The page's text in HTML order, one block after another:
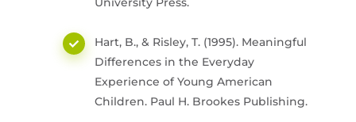
Hart, B., & Risley, T. (1995). Meaningful
Differences in the Everyday
Experience of Young American
Children. Paul H. Brookes Publishing.